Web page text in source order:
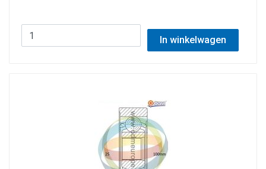
In winkelwagen